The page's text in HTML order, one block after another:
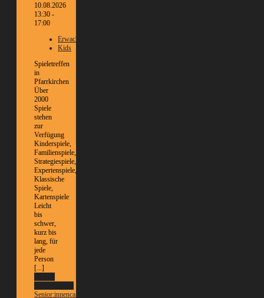
10.08.2026
13:30 -
17:00
Erwachsene
Kids
Spieletreffen
in
Pfarrkirchen
Über
2000
Spiele
stehen
zur
Verfügung
Kinderspiele,
Familienspiele,
Strategiespiele,
Expertenspiele,
Klassische
Spiele,
Kartenspiele
Leicht
bis
schwer,
kurz bis
lang, für
jede
Person
[...]
Senior:innencafé